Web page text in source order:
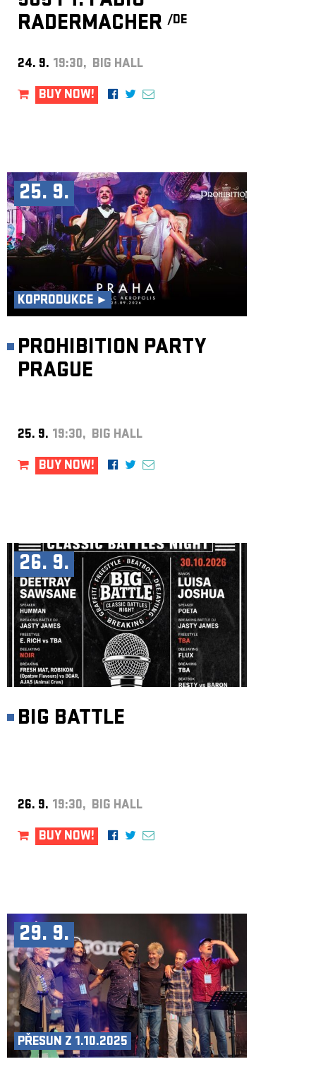
RADERMACHER /DE
24. 9. 19:30, BIG HALL
BUY NOW!
25. 9.
KOPRODUKCE ►
PROHIBITION PARTY
PRAGUE
25. 9. 19:30, BIG HALL
BUY NOW!
26. 9.
BIG BATTLE
26. 9. 19:30, BIG HALL
BUY NOW!
29. 9.
PŘESUN Z 1.10.2025